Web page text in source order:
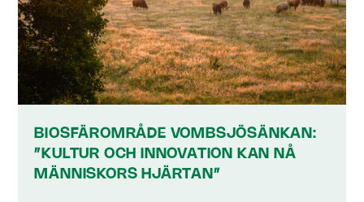
BIOSFÄROMRÅDE VOMBSJÖSÄNKAN:
”KULTUR OCH INNOVATION KAN NÅ
MÄNNISKORS HJÄRTAN”